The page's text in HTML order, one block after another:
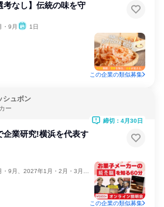
考なし】伝統の味を守
・9月 1日
この企業の類似募集
シュボン
ー
企業研究!横浜を代表す
9月、2027年1月・2月・3月・4月
締切：4月30日
この企業の類似募集